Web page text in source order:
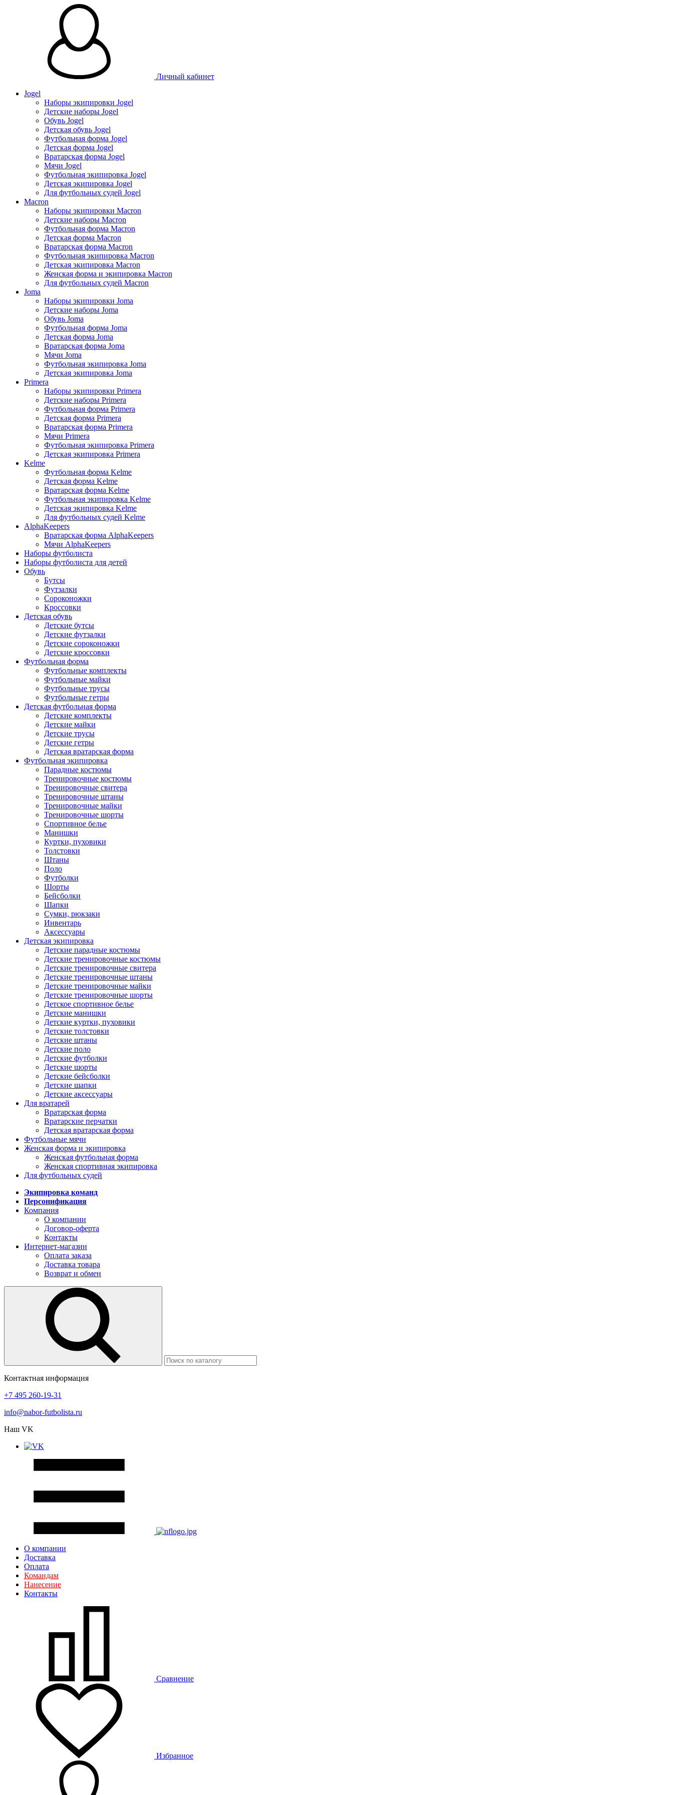
Личный кабинет
Jogel
Наборы экипировки Jogel
Детские наборы Jogel
Обувь Jogel
Детская обувь Jogel
Футбольная форма Jogel
Детская форма Jogel
Вратарская форма Jogel
Мячи Jogel
Футбольная экипировка Jogel
Детская экипировка Jogel
Для футбольных судей Jogel
Macron
Наборы экипировки Macron
Детские наборы Macron
Футбольная форма Macron
Детская форма Macron
Вратарская форма Macron
Футбольная экипировка Macron
Детская экипировка Macron
Женская форма и экипировка Macron
Для футбольных судей Macron
Joma
Наборы экипировки Joma
Детские наборы Joma
Обувь Joma
Футбольная форма Joma
Детская форма Joma
Вратарская форма Joma
Мячи Joma
Футбольная экипировка Joma
Детская экипировка Joma
Primera
Наборы экипировки Primera
Детские наборы Primera
Футбольная форма Primera
Детская форма Primera
Вратарская форма Primera
Мячи Primera
Футбольная экипировка Primera
Детская экипировка Primera
Kelme
Футбольная форма Kelme
Детская форма Kelme
Вратарская форма Kelme
Футбольная экипировка Kelme
Детская экипировка Kelme
Для футбольных судей Kelme
AlphaKeepers
Вратарская форма AlphaKeepers
Мячи AlphaKeepers
Наборы футболиста
Наборы футболиста для детей
Обувь
Бутсы
Футзалки
Сороконожки
Кроссовки
Детская обувь
Детские бутсы
Детские футзалки
Детские сороконожки
Детские кроссовки
Футбольная форма
Футбольные комплекты
Футбольные майки
Футбольные трусы
Футбольные гетры
Детская футбольная форма
Детские комплекты
Детские майки
Детские трусы
Детские гетры
Детская вратарская форма
Футбольная экипировка
Парадные костюмы
Тренировочные костюмы
Тренировочные свитера
Тренировочные штаны
Тренировочные майки
Тренировочные шорты
Спортивное белье
Манишки
Куртки, пуховики
Толстовки
Штаны
Поло
Футболки
Шорты
Бейсболки
Шапки
Сумки, рюкзаки
Инвентарь
Аксессуары
Детская экипировка
Детские парадные костюмы
Детские тренировочные костюмы
Детские тренировочные свитера
Детские тренировочные штаны
Детские тренировочные майки
Детские тренировочные шорты
Детское спортивное белье
Детские манишки
Детские куртки, пуховики
Детские толстовки
Детские штаны
Детские поло
Детские футболки
Детские шорты
Детские бейсболки
Детские шапки
Детские аксессуары
Для вратарей
Вратарская форма
Вратарские перчатки
Детская вратарская форма
Футбольные мячи
Женская форма и экипировка
Женская футбольная форма
Женская спортивная экипировка
Для футбольных судей
Экипировка команд
Персонификация
Компания
О компании
Договор-оферта
Контакты
Интернет-магазин
Оплата заказа
Доставка товара
Возврат и обмен
Контактная информация
+7 495 260-19-31
info@nabor-futbolista.ru
Наш VK
О компании
Доставка
Оплата
Командам
Нанесение
Контакты
Сравнение
Избранное